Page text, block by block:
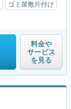
ゴミ屋敷片付け
料金や
サービス
を見る